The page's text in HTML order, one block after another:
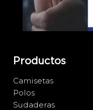
Productos
Camisetas
Polos
Sudaderas